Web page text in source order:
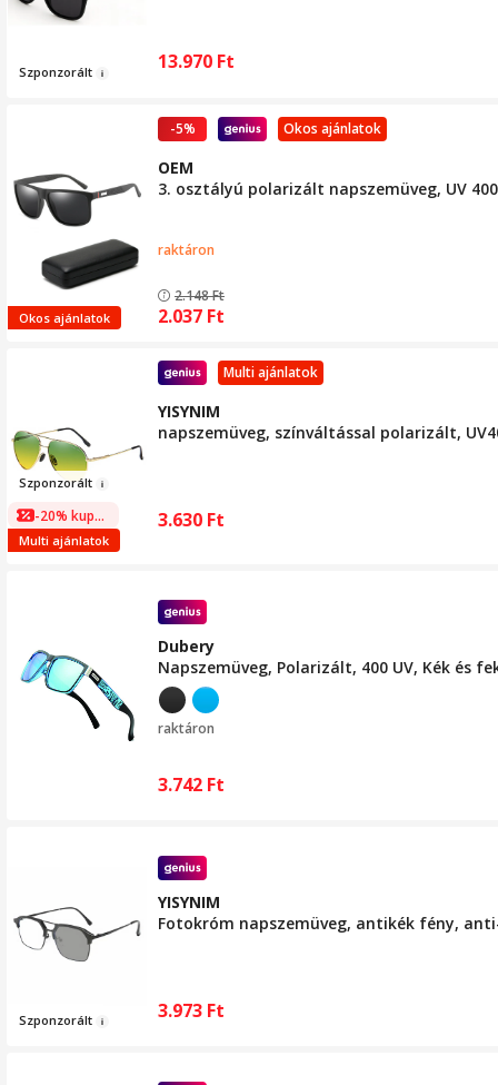
Szponzorált 13.970 Ft
Okos ajánlatok
Okos ajánlatok
-5%
OEM
3. osztályú polarizált napszemüveg, UV
raktáron
2.148Ft
2.037 Ft
Szponzorált
-20% kuponnal
Multi ajánlatok
Multi ajánlatok
YISYNIM
napszemüveg, színváltással polarizált,
3.630 Ft
Dubery
Napszemüveg, Polarizált, 400 UV, Kék és
raktáron
3.742 Ft
Szponzorált
YISYNIM
Fotokróm napszemüveg, antikék fény,
3.973 Ft